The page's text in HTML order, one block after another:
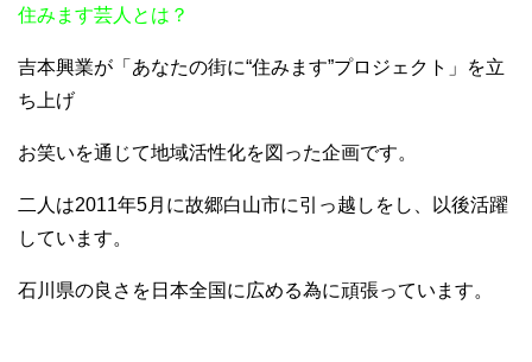
住みます芸人とは？
吉本興業が「あなたの街に“住みます”プロジェクト」を立
ち上げ
お笑いを通じて地域活性化を図った企画です。
二人は2011年5月に故郷白山市に引っ越しをし、以後活躍
しています。
石川県の良さを日本全国に広める為に頑張っています。